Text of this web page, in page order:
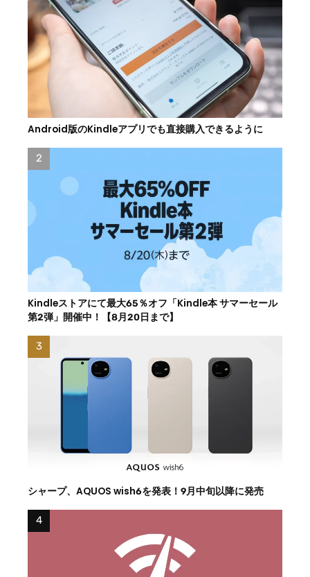
Android版のKindleアプリでも直接購入できるように
Kindleストアにて最大65％オフ「Kindle本 サマーセール
第2弾」開催中！【8月20日まで】
シャープ、AQUOS wish6を発表！9月中旬以降に発売